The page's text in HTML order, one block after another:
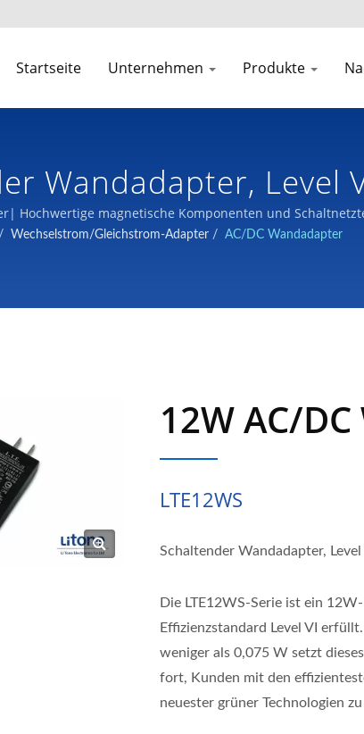
Startseite Unternehmen Produkte
Wandadapter,
| LTE
Hochwertige magnetische Komponenten und
/ Wechselstrom/Gleichstrom-Adapter / AC/DC Wandadapter
12W AC/
LTE12WS
Schaltender Wandadapter, Level
Die LTE12WS-Serie ist ein
Effizienzstandard Level VI
weniger als 0,075 W setzt
fort, Kunden mit den
neuester grüner Technologien